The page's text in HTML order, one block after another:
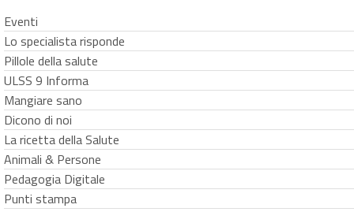
Eventi
Lo specialista risponde
Pillole della salute
ULSS 9 Informa
Mangiare sano
Dicono di noi
La ricetta della Salute
Animali & Persone
Pedagogia Digitale
Punti stampa